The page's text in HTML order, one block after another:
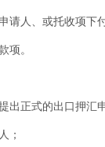
请人、或托收项下
项。
出正式的出口押汇
；